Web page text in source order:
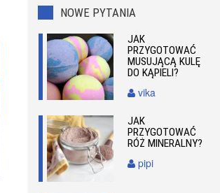
NOWE PYTANIA
JAK
PRZYGOTOWAĆ
MUSUJĄCĄ KULĘ
DO KĄPIELI?
vika
JAK
PRZYGOTOWAĆ
RÓŻ MINERALNY?
pipi